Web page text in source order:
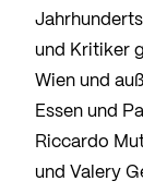
und Kritiker
Wien und
Essen und
Riccardo
und Valery